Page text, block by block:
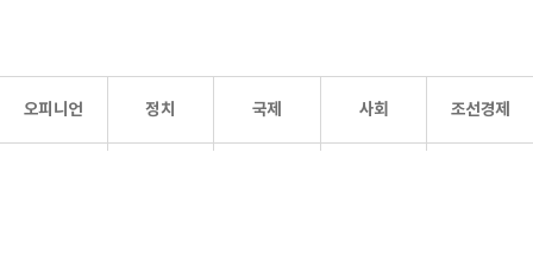
오피니언 정치 국제 사회 조선경제